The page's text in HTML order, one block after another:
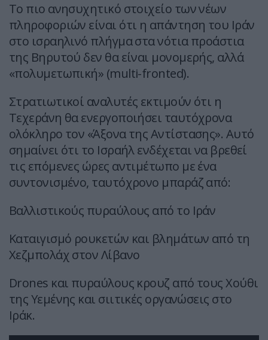
Το πιο ανησυχητικό στοιχείο των νέων
πληροφοριών είναι ότι η απάντηση του Ιράν
στο ισραηλινό πλήγμα στα νότια προάστια
της Βηρυτού δεν θα είναι μονομερής, αλλά
«πολυμετωπική» (multi-fronted).
Στρατιωτικοί αναλυτές εκτιμούν ότι η
Τεχεράνη θα ενεργοποιήσει ταυτόχρονα
ολόκληρο τον «Άξονα της Αντίστασης». Αυτό
σημαίνει ότι το Ισραήλ ενδέχεται να βρεθεί
τις επόμενες ώρες αντιμέτωπο με ένα
συντονισμένο, ταυτόχρονο μπαράζ από:
Βαλλιστικούς πυραύλους από το Ιράν
Καταιγισμό ρουκετών και βλημάτων από τη
Χεζμπολάχ στον Λίβανο
Drones και πυραύλους κρουζ από τους Χούθι
της Υεμένης και σιιτικές οργανώσεις στο
Ιράκ.